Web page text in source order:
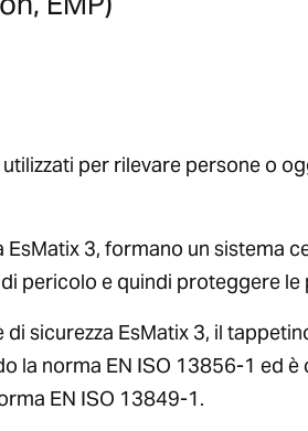
per rilevare persone o
EsMatix 3, formano un sistema
pericolo e quindi proteggere le
sicurezza EsMatix 3, il
la norma EN ISO 13856-1 ed
EN ISO 13849-1.